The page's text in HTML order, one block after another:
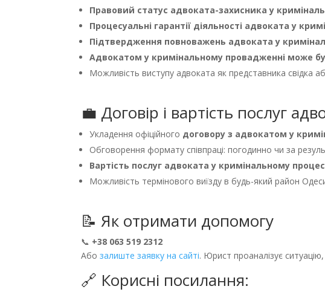
Правовий статус адвоката-захисника у
Процесуальні гарантії діяльності адвоката у
Підтвердження повноважень адвоката у
Адвокатом у кримінальному провадженні може
Можливість виступу адвоката як представника свідка
💼 Договір і вартість послуг
Укладення офіційного договору з адвокатом у
Обговорення формату співпраці: погодинно чи за
Вартість послуг адвоката у кримінальному
Можливість термінового виїзду в будь-який район
📝 Як отримати допомогу
📞 +38 063 519 2312
Абозалиште заявку на сайті. Юрист проаналізує
🔗 Корисні посилання: